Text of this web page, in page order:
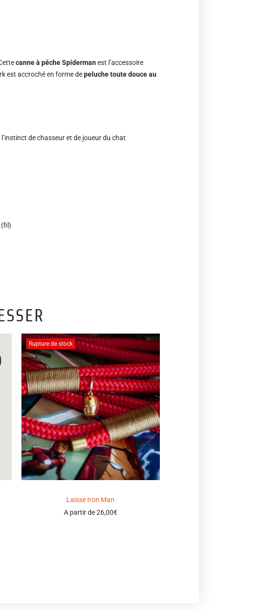
canne à pêche Spidermanest l’accessoire
est accroché en forme depeluche toute douce au
de chasseur et de joueur du chat
(fil)
Rupture de stock
Laisse Iron Man
A partir de26,00€